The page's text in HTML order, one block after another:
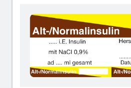
Opiate/Opioide (hellblau)
Lokalanästhetika (grau)
Vasopressoren (hellviolett)
Antihypertonika/